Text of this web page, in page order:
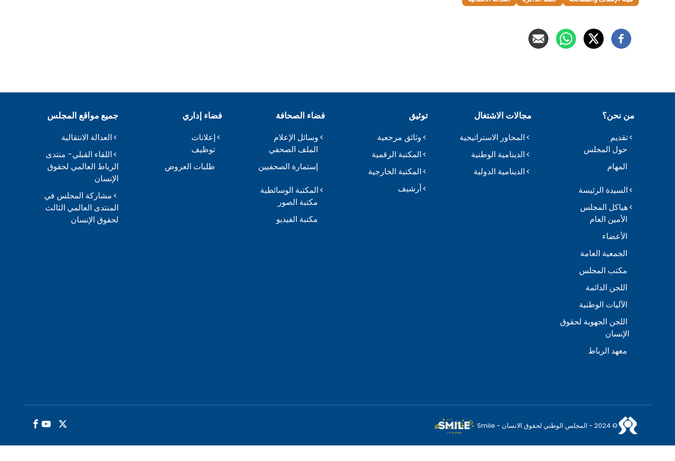
من نحن؟
تقديم
حول المجلس
المهام
السيدة الرئيسة
هياكل المجلس
الأمين العام
الأعضاء
الجمعية العامة
مكتب المجلس
اللجن الدائمة
الآليات الوطنية
اللجن الجهوية لحقوق
الإنسان
معهد الرباط
مجالات الاشتغال
المحاور الاستراتيجية
الدينامية الوطنية
الدينامية الدولية
توثيق
وثائق مرجعية
المكتبة الرقمية
المكتبة الخارجية
أرشيف
فضاء الصحافة
وسائل الإعلام
الملف الصحفي
إستمارة الصحفيين
المكتبة الوسائطية
مكتبة الصور
مكتبة الفيديو
فضاء إداري
إعلانات
توظيف
طلبات العروض
جميع مواقع المجلس
العدالة الانتقالية
اللقاء القبلي- منتدى
الرباط العالمي لحقوق
الإنسان
مشاركة المجلس في
المنتدى العالمي الثالث
لحقوق الإنسان
© 2024 - المجلس الوطني لحقوق الانسان - Smile